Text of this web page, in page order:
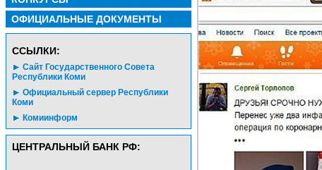
ОФИЦИАЛЬНЫЕ ДОКУМЕНТЫ
CСЫЛКИ:
Сайт Государственного Совета
Республики Коми
Официальный сервер Республики
Коми
Комиинформ
ЦЕНТРАЛЬНЫЙ БАНК РФ: